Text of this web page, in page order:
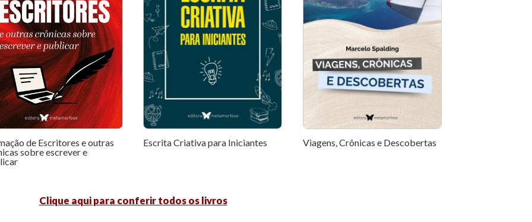
de Escritores e outras
sobre escrever e
Escrita Criativa para Iniciantes Viagens, Crônicas e Descobertas
Clique aqui para conferir todos os livros